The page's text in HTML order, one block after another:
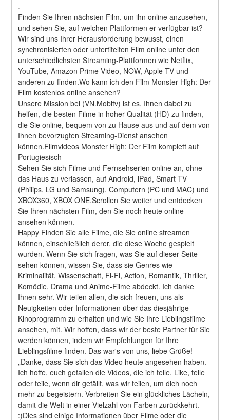
.
Finden Sie Ihren nächsten Film, um ihn online anzusehen,
und sehen Sie, auf welchen Plattformen er verfügbar ist?
Wir sind uns Ihrer Herausforderung bewusst, einen
synchronisierten oder untertitelten Film online unter den
unterschiedlichsten Streaming-Plattformen wie Netflix,
YouTube, Amazon Prime Video, NOW, Apple TV und
anderen zu finden.Wo kann ich den Film Monster High: Der
Film kostenlos online ansehen?
Unsere Mission bei (VN.Mobitv) ist es, Ihnen dabei zu
helfen, die besten Filme in hoher Qualität (HD) zu finden,
die Sie online, bequem von zu Hause aus und auf dem von
Ihnen bevorzugten Streaming-Dienst ansehen
können.Filmvideos Monster High: Der Film komplett auf
Portugiesisch
Sehen Sie sich Filme und Fernsehserien online an, ohne
das Haus zu verlassen, auf Android, iPad, Smart TV
(Philips, LG und Samsung), Computern (PC und MAC) und
XBOX360, XBOX ONE.Scrollen Sie weiter und entdecken
Sie Ihren nächsten Film, den Sie noch heute online
ansehen können.
Happy Finden Sie alle Filme, die Sie online streamen
können, einschließlich derer, die diese Woche gespielt
wurden. Wenn Sie sich fragen, was Sie auf dieser Seite
sehen können, wissen Sie, dass sie Genres wie
Kriminalität, Wissenschaft, Fi-Fi, Action, Romantik, Thriller,
Komödie, Drama und Anime-Filme abdeckt. Ich danke
Ihnen sehr. Wir teilen allen, die sich freuen, uns als
Neuigkeiten oder Informationen über das diesjährige
Kinoprogramm zu erhalten und wie Sie Ihre Lieblingsfilme
ansehen, mit. Wir hoffen, dass wir der beste Partner für Sie
werden können, indem wir Empfehlungen für Ihre
Lieblingsfilme finden. Das war's von uns, liebe Grüße!
„Danke, dass Sie sich das Video heute angesehen haben.
Ich hoffe, euch gefallen die Videos, die ich teile. Like, teile
oder teile, wenn dir gefällt, was wir teilen, um dich noch
mehr zu begeistern. Verbreiten Sie ein glückliches Lächeln,
damit die Welt in einer Vielzahl von Farben zurückkehrt.
:)Dies sind einige Informationen über Filme oder die